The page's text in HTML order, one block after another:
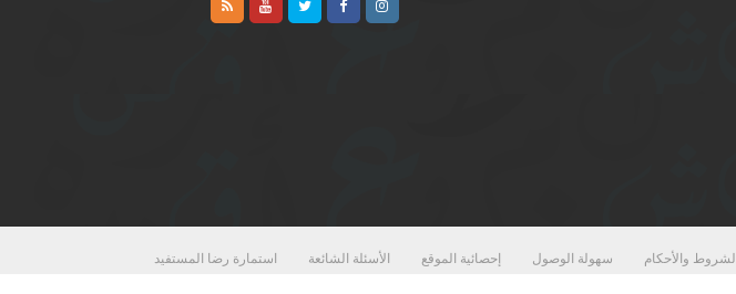
الشروط والأحكام سهولة الوصول إحصائية الموقع الأسئلة الشائعة
استمارة رضا المستفيد